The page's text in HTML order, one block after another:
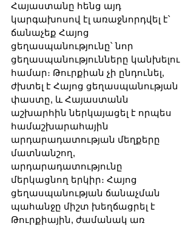
Հայաստանը հենց այդ
կարգախոսով էլ առաջնորդվել է՝
ճանաչեք Հայոց
ցեղասպանությունը՝ նոր
ցեղասպանությունները կանխելու
համար։ Թուրքիան չի ընդունել,
ժխտել է Հայոց ցեղասպանության
փաստը, և Հայաստանն
աշխարհին ներկայացել է որպես
համաշխարահային
արդարադատության մեղքերը
մատնանշող,
արդարադատությունը
մերկացնող երկիր։ Հայոց
ցեղասպանության ճանաչման
պահանջը միշտ խեղճացրել է
Թուրքիային, ժամանակ առ